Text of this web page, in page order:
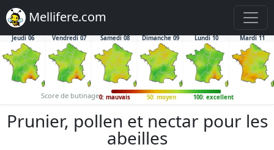
Mellifere.com
Jeudi 06 Vendredi 07 Samedi 08 Dimanche 09 Lundi 10 Mardi 11
Score de butinage0: mauvais 50: moyen 100: excellent
Prunier, pollen et nectar pour les
abeilles